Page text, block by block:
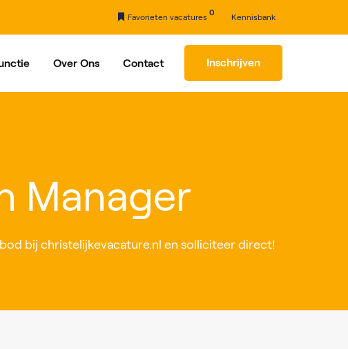
Favorieten vacatures
0
Kennisbank
Over Ons Contact Inschrijven
Manager
bij christelijkevacature.nl en solliciteer direct!